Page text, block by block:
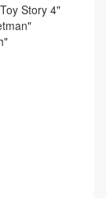
Story 4"